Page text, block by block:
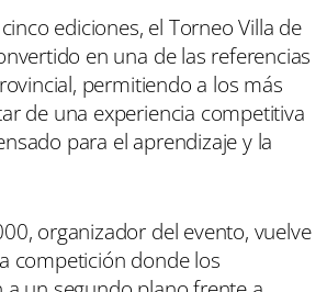
ediciones, el Torneo Villa de
en una de las referencias
permitiendo a los más
de una experiencia competitiva
para el aprendizaje y la
organizador del evento, vuelve
competición donde los